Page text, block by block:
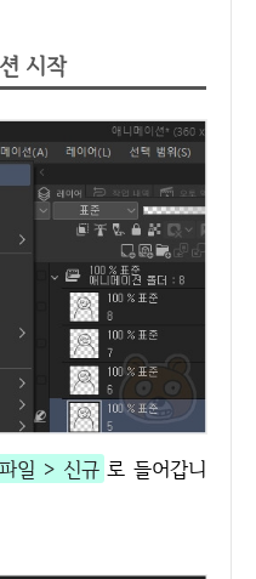
시작
파일 > 신규 로 들어갑니